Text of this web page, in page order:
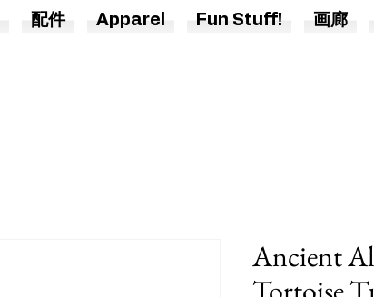
Ancient
配件 Apparel Fun Stuff! 画廊